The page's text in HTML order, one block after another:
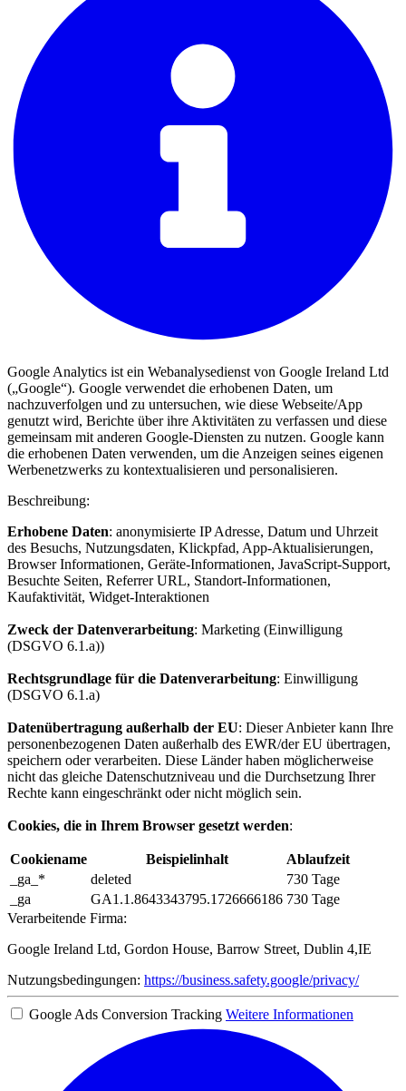
Google Analytics ist ein Webanalysedienst von Google Ireland Ltd
(„Google“). Google verwendet die erhobenen Daten, um
nachzuverfolgen und zu untersuchen, wie diese Webseite/App
genutzt wird, Berichte über ihre Aktivitäten zu verfassen und diese
gemeinsam mit anderen Google-Diensten zu nutzen. Google kann
die erhobenen Daten verwenden, um die Anzeigen seines eigenen
Werbenetzwerks zu kontextualisieren und personalisieren.
Beschreibung:
Erhobene Daten: anonymisierte IP Adresse, Datum und Uhrzeit
des Besuchs, Nutzungsdaten, Klickpfad, App-Aktualisierungen,
Browser Informationen, Geräte-Informationen, JavaScript-Support,
Besuchte Seiten, Referrer URL, Standort-Informationen,
Kaufaktivität, Widget-Interaktionen
Zweck der Datenverarbeitung: Marketing (Einwilligung
(DSGVO 6.1.a))
Rechtsgrundlage für die Datenverarbeitung: Einwilligung
(DSGVO 6.1.a)
Datenübertragung außerhalb der EU: Dieser Anbieter kann Ihre
personenbezogenen Daten außerhalb des EWR/der EU übertragen,
speichern oder verarbeiten. Diese Länder haben möglicherweise
nicht das gleiche Datenschutzniveau und die Durchsetzung Ihrer
Rechte kann eingeschränkt oder nicht möglich sein.
Cookies, die in Ihrem Browser gesetzt werden:
Cookiename Beispielinhalt
Ablaufzeit
_ga_*
deleted
730 Tage
_ga
GA1.1.8643343795.1726666186 730 Tage
Verarbeitende Firma:
Google Ireland Ltd, Gordon House, Barrow Street, Dublin 4,IE
Nutzungsbedingungen: https://business.safety.google/privacy/
Google Ads Conversion Tracking Weitere Informationen